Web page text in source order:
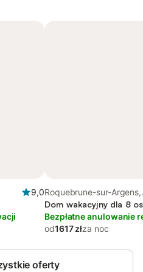
9,0Roquebrune-sur-Argens,
Draguignan region
Dom wakacyjny dla 8
Bezpłatne anulowanie
od1617 złza noc
oferty